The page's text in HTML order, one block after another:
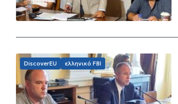
DiscoverEU ελληνικό FBI